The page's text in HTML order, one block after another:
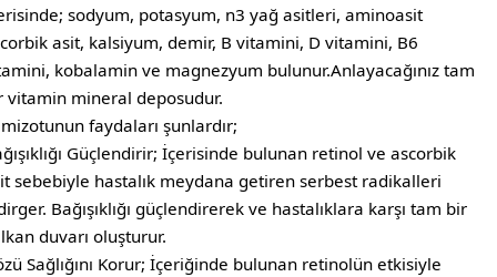
sodyum, potasyum, n3 yağ asitleri, aminoasit
asit, kalsiyum, demir, B vitamini, D vitamini, B6
kobalamin ve magnezyum bulunur.Anlayacağınız tam
vitamin mineral deposudur.
faydaları şunlardır;
Güçlendirir; İçerisinde bulunan retinol ve ascorbik
sebebiyle hastalık meydana getiren serbest radikalleri
Bağışıklığı güçlendirerek ve hastalıklara karşı tam bir
duvarı oluşturur.
Sağlığını Korur; İçeriğinde bulunan retinolün etkisiyle